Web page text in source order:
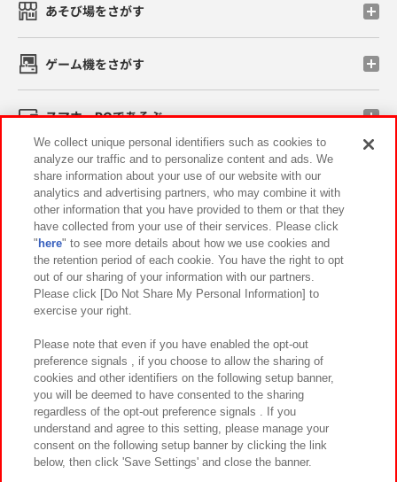
あそび場をさがす
ゲーム機をさがす
スマホ・PCであそぶ
イベント・キャンペーン
関連会社 サステナビリティ サイトポリシー
プライバシーポリシー ウェブアクセシビリティ方針と検証結果
お取引先さまとともに
カスタマーハラスメント対応方針 よくあるご質問・お問い合わせ
©Bandai Namco Amusement Inc.
We collect unique personal identifiers such as cookies to
analyze our traffic and to personalize content and ads. We
share information about your use of our website with our
analytics and advertising partners, who may combine it with
other information that you have provided to them or that they
have collected from your use of their services. Please click
" here" to see more details about how we use cookies and
the retention period of each cookie. You have the right to opt
out of our sharing of your information with our partners.
Please click [Do Not Share My Personal Information] to
exercise your right.
Please note that even if you have enabled the opt-out
preference signals , if you choose to allow the sharing of
cookies and other identifiers on the following setup banner,
you will be deemed to have consented to the sharing
regardless of the opt-out preference signals . If you
understand and agree to this setting, please manage your
consent on the following setup banner by clicking the link
below, then click 'Save Settings' and close the banner.